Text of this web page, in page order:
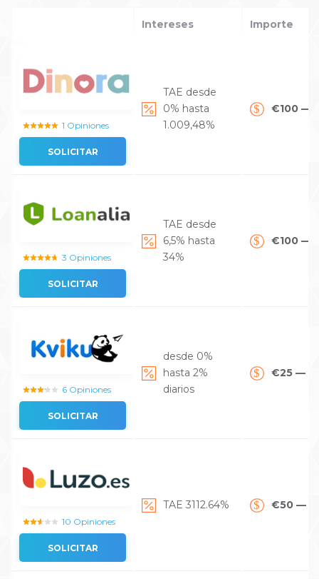
Intereses Importe
1 Opiniones
SOLICITAR
TAE desde
0% hasta
1.009,48%
€100 —
3 Opiniones
SOLICITAR
TAE desde
6,5% hasta
34%
€100 —
6 Opiniones
SOLICITAR
desde 0%
hasta 2%
diarios
€25 —
10 Opiniones
SOLICITAR
TAE 3112.64% €50 —